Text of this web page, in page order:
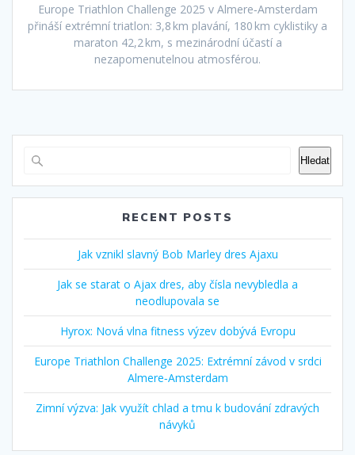
Europe Triathlon Challenge 2025 v Almere‑Amsterdam
přináší extrémní triatlon: 3,8 km plavání, 180 km cyklistiky a
maraton 42,2 km, s mezinárodní účastí a
nezapomenutelnou atmosférou.
Hledat
RECENT POSTS
Jak vznikl slavný Bob Marley dres Ajaxu
Jak se starat o Ajax dres, aby čísla nevybledla a
neodlupovala se
Hyrox: Nová vlna fitness výzev dobývá Evropu
Europe Triathlon Challenge 2025: Extrémní závod v srdci
Almere‑Amsterdam
Zimní výzva: Jak využít chlad a tmu k budování zdravých
návyků